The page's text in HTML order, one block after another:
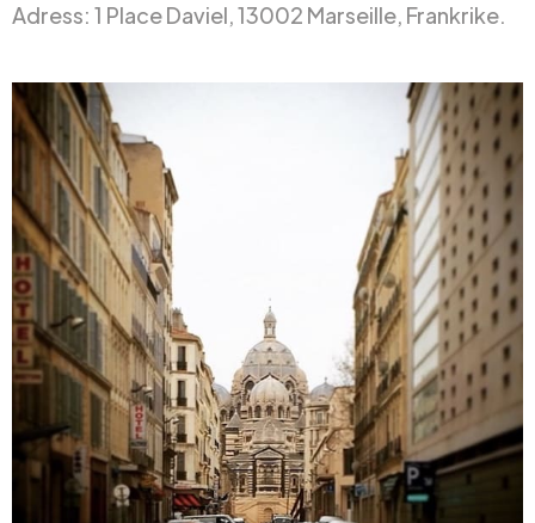
Adress: 1 Place Daviel, 13002 Marseille, Frankrike.